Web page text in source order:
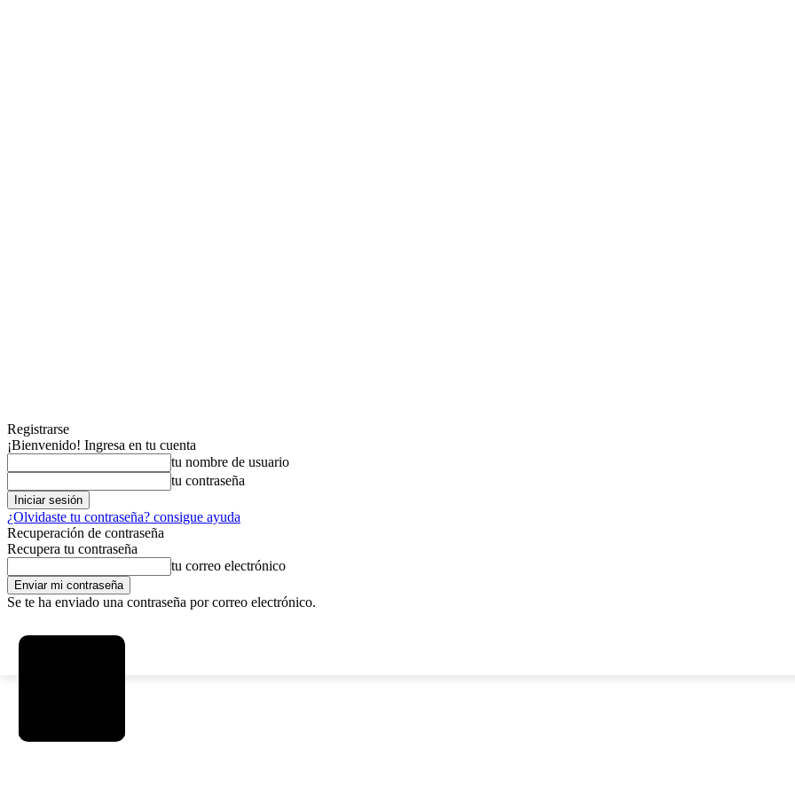
Registrarse
¡Bienvenido! Ingresa en tu cuenta
tu nombre de usuario
tu contraseña
¿Olvidaste tu contraseña? consigue ayuda
Recuperación de contraseña
Recupera tu contraseña
tu correo electrónico
Se te ha enviado una contraseña por correo electrónico.